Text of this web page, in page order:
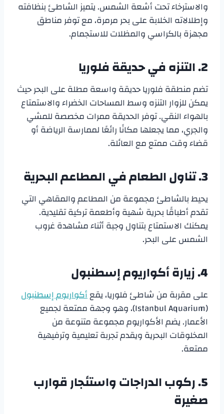
والاسترخاء تحت أشعة الشمس. يتميز الشاطئ بنظافته
وإطلالاته الخلابة على بحر مرمرة، مع توفر مناطق
مجهزة بالكراسي والمظلات للاستجمام.
2. التنزه في حديقة فلوريا
تضم منطقة فلوريا حديقة واسعة مطلة على البحر حيث
يمكن للزوار التنزه وسط المساحات الخضراء والاستمتاع
بالهواء النقي. توفر الحديقة ممرات مخصصة للمشي
والجري، مما يجعلها مكانًا رائعًا لممارسة الرياضة أو
قضاء وقت ممتع مع العائلة.
3. تناول الطعام في المطاعم البحرية
يحيط بالشاطئ مجموعة من المطاعم والمقاهي التي
تقدم أطباقًا بحرية شهية وأطعمة تركية تقليدية.
يمكنك الاستمتاع بتناول وجبة أثناء مشاهدة غروب
الشمس على البحر.
4. زيارة أكواريوم إسطنبول
على مقربة من شاطئ فلوريا، يقعأكواريوم إسطنبول
(Istanbul Aquarium)، وهو وجهة ممتعة لجميع
الأعمار. يضم الأكواريوم مجموعة متنوعة من
المخلوقات البحرية ويقدم تجربة تعليمية وترفيهية
ممتعة.
5. ركوب الدراجات واستئجار قوارب
صغيرة